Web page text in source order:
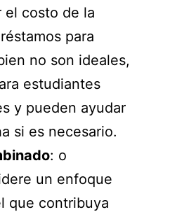
el costo de la
para
no son ideales,
estudiantes
y pueden ayudar
si es necesario.
: o
un enfoque
que contribuya